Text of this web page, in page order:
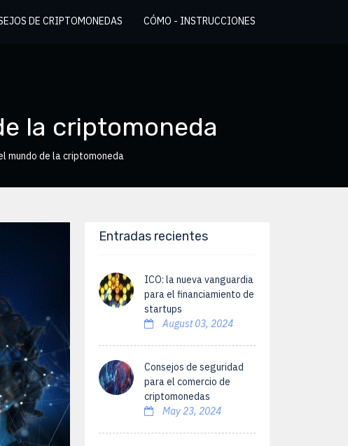
DE CRIPTOMONEDAS CÓMO - INSTRUCCIONES
la criptomoneda
mundo de la criptomoneda
Entradas recientes
ICO: la nueva vanguardia
para el financiamiento de
startups
August 03, 2024
Consejos de seguridad
para el comercio de
criptomonedas
May 23, 2024